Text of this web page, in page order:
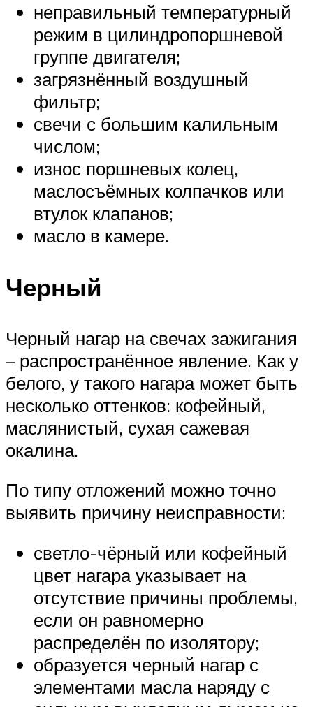
неправильный температурный
режим в цилиндропоршневой
группе двигателя;
загрязнённый воздушный
фильтр;
свечи с большим калильным
числом;
износ поршневых колец,
маслосъёмных колпачков или
втулок клапанов;
масло в камере.
Черный
Черный нагар на свечах зажигания
– распространённое явление. Как у
белого, у такого нагара может быть
несколько оттенков: кофейный,
маслянистый, сухая сажевая
окалина.
По типу отложений можно точно
выявить причину неисправности:
светло-чёрный или кофейный
цвет нагара указывает на
отсутствие причины проблемы,
если он равномерно
распределён по изолятору;
образуется черный нагар с
элементами масла наряду с